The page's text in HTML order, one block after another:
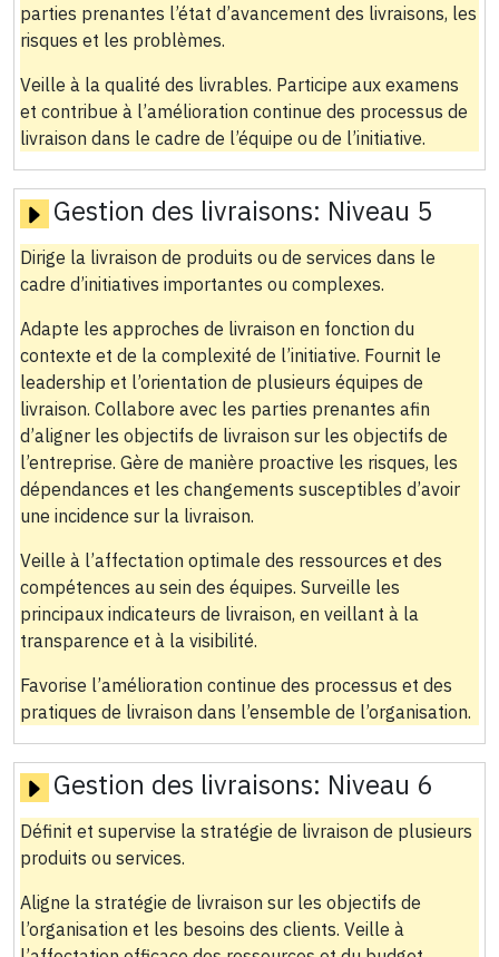
parties prenantes l’état d’avancement des livraisons, les
risques et les problèmes.
Veille à la qualité des livrables. Participe aux examens
et contribue à l’amélioration continue des processus de
livraison dans le cadre de l’équipe ou de l’initiative.
Gestion des livraisons: Niveau 5
Dirige la livraison de produits ou de services dans le
cadre d’initiatives importantes ou complexes.
Adapte les approches de livraison en fonction du
contexte et de la complexité de l’initiative. Fournit le
leadership et l’orientation de plusieurs équipes de
livraison. Collabore avec les parties prenantes afin
d’aligner les objectifs de livraison sur les objectifs de
l’entreprise. Gère de manière proactive les risques, les
dépendances et les changements susceptibles d’avoir
une incidence sur la livraison.
Veille à l’affectation optimale des ressources et des
compétences au sein des équipes. Surveille les
principaux indicateurs de livraison, en veillant à la
transparence et à la visibilité.
Favorise l’amélioration continue des processus et des
pratiques de livraison dans l’ensemble de l’organisation.
Gestion des livraisons: Niveau 6
Définit et supervise la stratégie de livraison de plusieurs
produits ou services.
Aligne la stratégie de livraison sur les objectifs de
l’organisation et les besoins des clients. Veille à